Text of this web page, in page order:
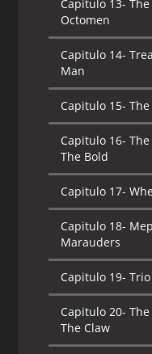
Capitulo 13-
Octomen
Capitulo 14-
Man
Capitulo 15-
Capitulo 16-
The Bold
Capitulo 17-
Capitulo 18-
Marauders
Capitulo 19-
Capitulo 20-
The Claw